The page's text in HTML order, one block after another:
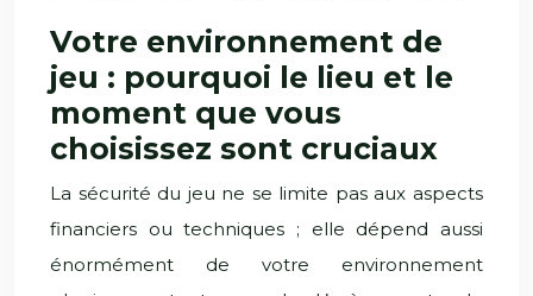
Votre environnement de
jeu : pourquoi le lieu et le
moment que vous
choisissez sont cruciaux
La sécurité du jeu ne se limite pas aux aspects
financiers ou techniques ; elle dépend aussi
énormément de votre environnement